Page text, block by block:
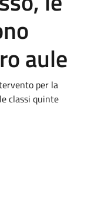
aule
per la
classi quinte